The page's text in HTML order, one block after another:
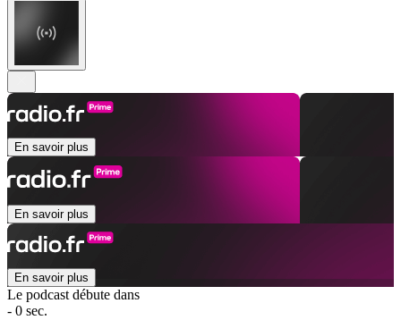
En savoir plus
En savoir plus
En savoir plus
Le podcast débute dans
- 0 sec.